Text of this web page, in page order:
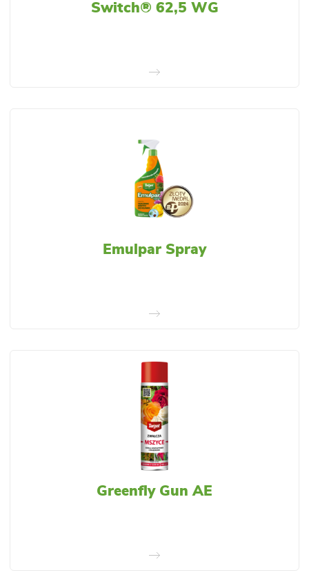
Switch® 62,5 WG
Emulpar Spray
Greenfly Gun AE